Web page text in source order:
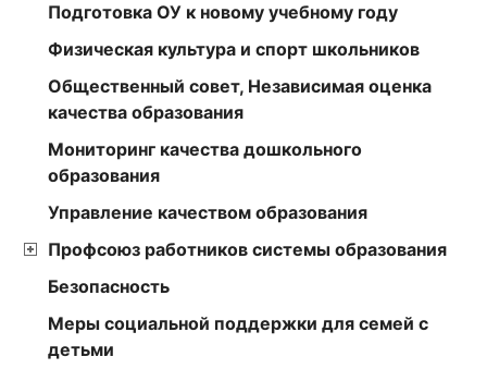
Подготовка ОУ к новому учебному году
Физическая культура и спорт школьников
Общественный совет, Независимая оценка
качества образования
Мониторинг качества дошкольного
образования
Управление качеством образования
Профсоюз работников системы образования
Безопасность
Меры социальной поддержки для семей с
детьми